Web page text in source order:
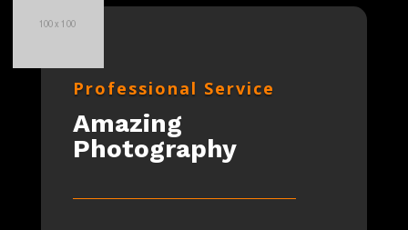
Professional Service
Amazing
Photography